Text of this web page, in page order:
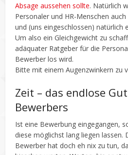
Absage aussehen sollte. Natürlich
Personaler und HR-Menschen
und (uns eingeschlossen) natürlich
Um also ein Gleichgewicht zu
adäquater Ratgeber für die
Bewerber los wird.
Bitte mit einem Augenzwinkern zu
Zeit – das endlose
Bewerbers
Ist eine Bewerbung eingegangen,
diese möglichst lang liegen lassen.
Bewerber hat doch eh nix zu tun,